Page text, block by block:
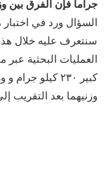
جراما فإن الفرق بين
السؤال ورد في اختبار
سنتعرف عليه خلال
العمليات البحثية
وزنيهما بعد